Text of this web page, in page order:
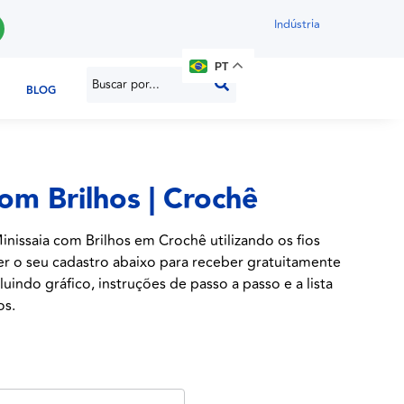
Indústria
BLOG
PT
Brilhos | Crochê
com Brilhos em Crochê utilizando os fios
o seu cadastro abaixo para receber gratuitamente
gráfico, instruções de passo a passo e a lista